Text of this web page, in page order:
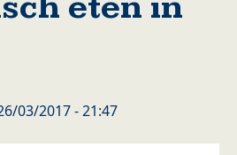
03/2017 - 21:47